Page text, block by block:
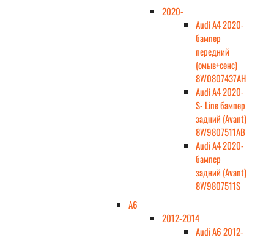
2020-
Audi A4 2020-
бампер
передний
(омыв+сенс)
8W0807437AH
Audi A4 2020-
S- Line бампер
задний (Avant)
8W9807511AB
Audi A4 2020-
бампер
задний (Avant)
8W9807511S
A6
2012-2014
Audi A6 2012-